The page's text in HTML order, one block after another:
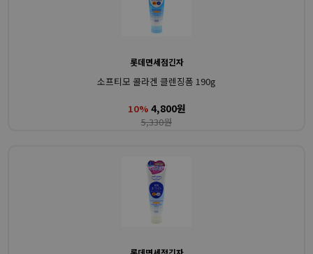
롯데면세점긴자
소프티모 콜라겐 클렌징폼 190g
10% 4,800원
5,330원